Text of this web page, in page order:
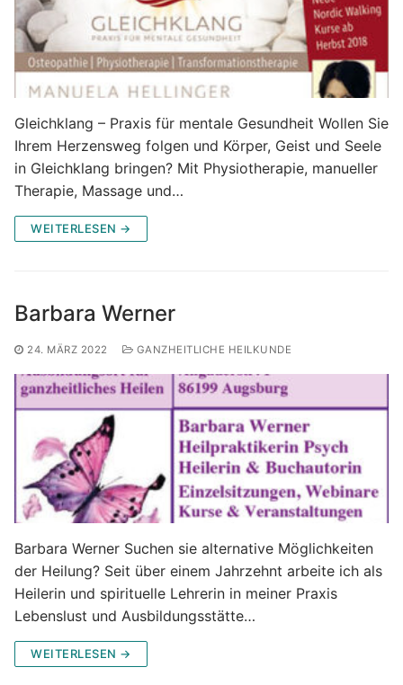
Gleichklang – Praxis für mentale Gesundheit Wollen Sie
Ihrem Herzensweg folgen und Körper, Geist und Seele
in Gleichklang bringen? Mit Physiotherapie, manueller
Therapie, Massage und…
WEITERLESEN →
Barbara Werner
24. MÄRZ 2022 GANZHEITLICHE HEILKUNDE
Barbara Werner Suchen sie alternative Möglichkeiten
der Heilung? Seit über einem Jahrzehnt arbeite ich als
Heilerin und spirituelle Lehrerin in meiner Praxis
Lebenslust und Ausbildungsstätte…
WEITERLESEN →